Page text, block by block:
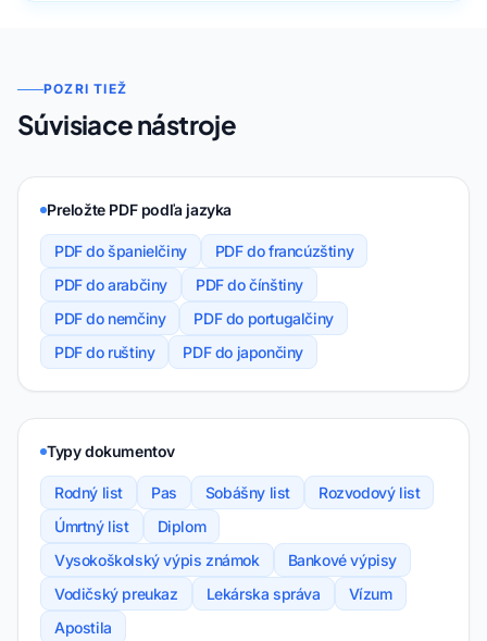
POZRI TIEŽ
Súvisiace nástroje
Preložte PDF podľa jazyka
PDF do španielčiny
PDF do francúzštiny
PDF do arabčiny
PDF do čínštiny
PDF do nemčiny
PDF do portugalčiny
PDF do ruštiny
PDF do japončiny
Typy dokumentov
Rodný list Pas Sobášny list
Rozvodový list
Úmrtný list
Diplom
Vysokoškolský výpis známok
Bankové výpisy
Vodičský preukaz
Lekárska správa
Vízum
Apostila